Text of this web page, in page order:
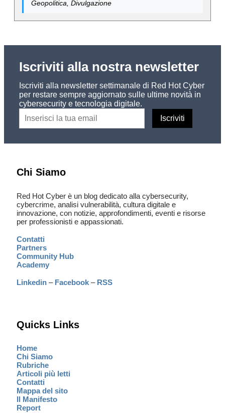
Geopolitica, Divulgazione
Iscriviti alla nostra newsletter
Iscriviti alla newsletter settimanale di Red Hot Cyber
per restare sempre aggiornato sulle ultime novità in
cybersecurity e tecnologia digitale.
Chi Siamo
Red Hot Cyber è un blog dedicato alla cybersecurity,
cybercrime, analisi vulnerabilità, cultura digitale e
innovazione, con notizie, approfondimenti, eventi e risorse
per professionisti e appassionati.
Contatti
Partners
Community Hub
Academy
Linkedin – Facebook – RSS
Quicks Links
Home
Chi Siamo
Rubriche
Articoli più letti
Contatti
Mappa del sito
Il Manifesto
Report